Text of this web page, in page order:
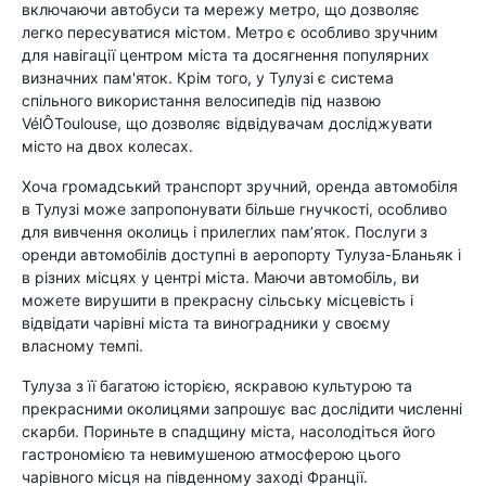
включаючи автобуси та мережу метро, що дозволяє
легко пересуватися містом. Метро є особливо зручним
для навігації центром міста та досягнення популярних
визначних пам'яток. Крім того, у Тулузі є система
спільного використання велосипедів під назвою
VélÔToulouse, що дозволяє відвідувачам досліджувати
місто на двох колесах.
Хоча громадський транспорт зручний, оренда автомобіля
в Тулузі може запропонувати більше гнучкості, особливо
для вивчення околиць і прилеглих пам’яток. Послуги з
оренди автомобілів доступні в аеропорту Тулуза-Бланьяк і
в різних місцях у центрі міста. Маючи автомобіль, ви
можете вирушити в прекрасну сільську місцевість і
відвідати чарівні міста та виноградники у своєму
власному темпі.
Тулуза з її багатою історією, яскравою культурою та
прекрасними околицями запрошує вас дослідити численні
скарби. Пориньте в спадщину міста, насолодіться його
гастрономією та невимушеною атмосферою цього
чарівного місця на південному заході Франції.